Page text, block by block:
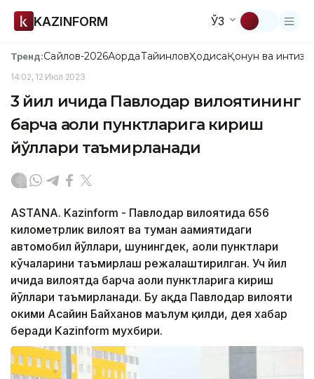
KAZINFORM ЎЗ
Тренд:Сайлов-2026АқордаТайинловҲодисаҚонун ва
14:02, 12 Июл 2023
3 йил ичида Павлодар вилоятининг
барча аҳоли пунктларига кириш
йўллари таъмирланади
ASTANA. Kazinform - Павлодар вилоятида 656
километрлик вилоят ва туман аҳамиятидаги
автомобил йўллари, шунингдек, аҳоли пунктлари
кўчаларини таъмирлаш режалаштирилган. Уч йил
ичида вилоятда барча аҳоли пунктларига кириш
йўллари таъмирланади. Бу ҳақда Павлодар вилояти
ҳокими Асайин Байханов маълум қилди, дея хабар
беради Kazinform мухбири.